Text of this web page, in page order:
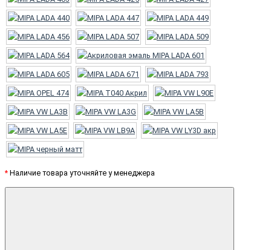
* Наличие товара уточняйте у менеджера